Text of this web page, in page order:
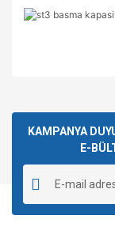
kullanarak
Görüş ve
Ürün resmi
Ürün
Ürün fiyatı
KAMPANYA
E-